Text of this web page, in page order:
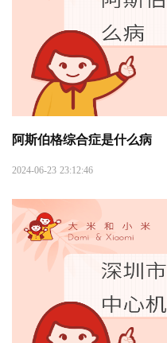
阿斯伯格综合症是什么病
2024-06-23 23:12:46